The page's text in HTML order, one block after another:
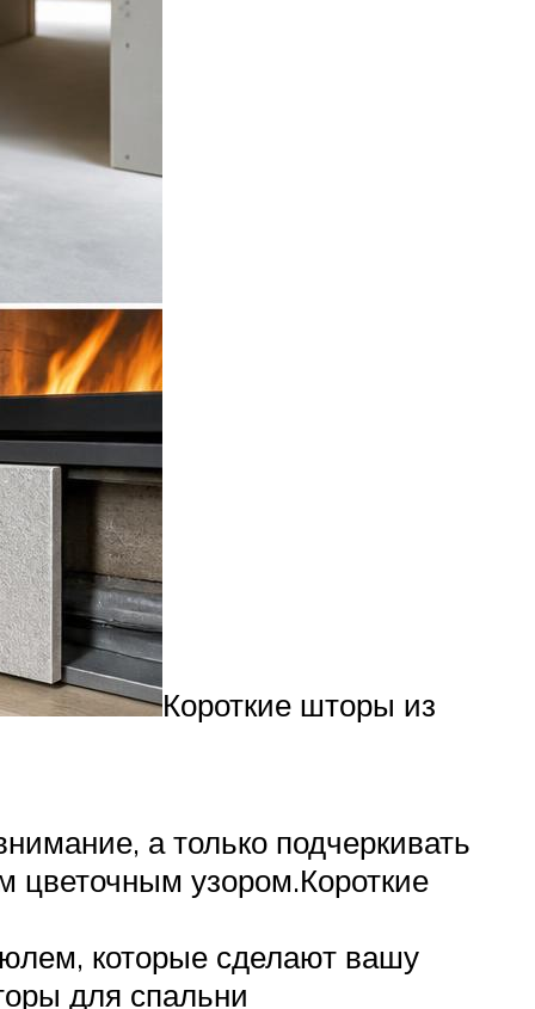
Короткие шторы из
а только подчеркивать
цветочным узором.Короткие
которые сделают вашу
для спальни